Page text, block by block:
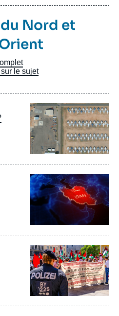
Nord et
le sujet
Image
principale
Image
principale
Image
principale